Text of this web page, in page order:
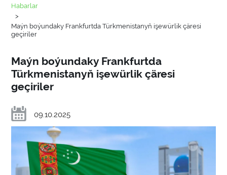
Habarlar
>
Maýn boýundaky Frankfurtda Türkmenistanyň işewürlik çäresi
geçiriler
Maýn boýundaky Frankfurtda
Türkmenistanyň işewürlik çäresi
geçiriler
09.10.2025